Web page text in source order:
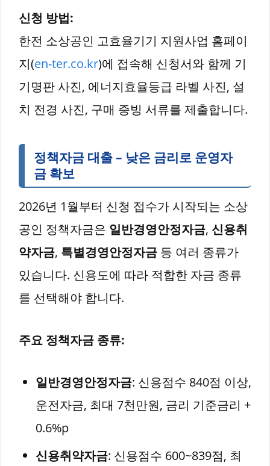
신청 방법:
한전 소상공인 고효율기기 지원사업 홈페이
지(en-ter.co.kr)에 접속해 신청서와 함께 기
기명판 사진, 에너지효율등급 라벨 사진, 설
치 전경 사진, 구매 증빙 서류를 제출합니다.
정책자금 대출 – 낮은 금리로 운영자
금 확보
2026년 1월부터 신청 접수가 시작되는 소상
공인 정책자금은 일반경영안정자금, 신용취
약자금, 특별경영안정자금 등 여러 종류가
있습니다. 신용도에 따라 적합한 자금 종류
를 선택해야 합니다.
주요 정책자금 종류:
일반경영안정자금: 신용점수 840점 이상,
운전자금, 최대 7천만원, 금리 기준금리 +
0.6%p
신용취약자금: 신용점수 600~839점, 최